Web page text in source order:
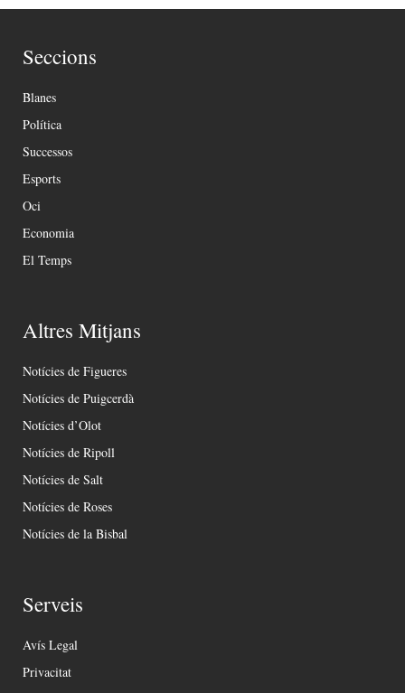
Seccions
Blanes
Política
Successos
Esports
Oci
Economia
El Temps
Altres Mitjans
Notícies de Figueres
Notícies de Puigcerdà
Notícies d’Olot
Notícies de Ripoll
Notícies de Salt
Notícies de Roses
Notícies de la Bisbal
Serveis
Avís Legal
Privacitat